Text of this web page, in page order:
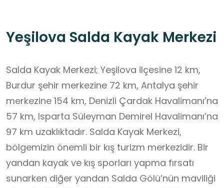
Yeşilova Salda Kayak Merkezi
Salda Kayak Merkezi; Yeşilova ilçesine 12 km,
Burdur şehir merkezine 72 km, Antalya şehir
merkezine 154 km, Denizli Çardak Havalimanı’na
57 km, Isparta Süleyman Demirel Havalimanı’na
97 km uzaklıktadır. Salda Kayak Merkezi,
bölgemizin önemli bir kış turizm merkezidir. Bir
yandan kayak ve kış sporları yapma fırsatı
sunarken diğer yandan Salda Gölü’nün maviliği